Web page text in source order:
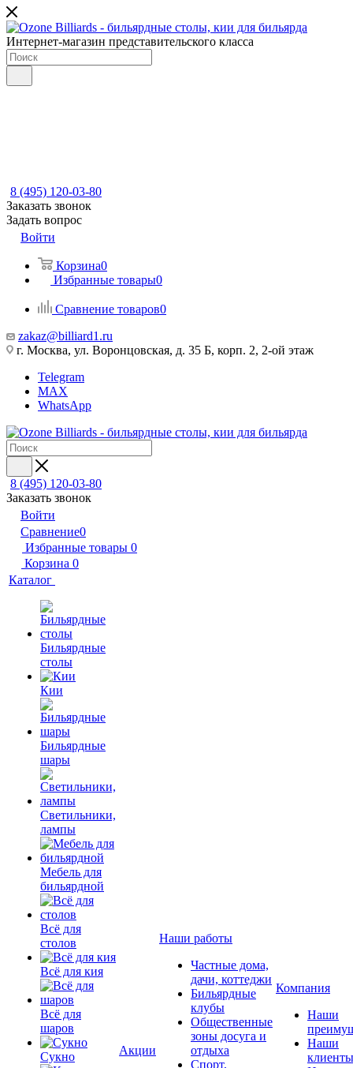
Интернет-магазин представительского класса
8 (495) 120-03-80
Заказать звонок
Задать вопрос
Войти
Корзина0
Избранные товары0
Сравнение товаров0
zakaz@billiard1.ru
г. Москва, ул. Воронцовская, д. 35 Б, корп. 2, 2-ой этаж
Telegram
MAX
WhatsApp
8 (495) 120-03-80
Заказать звонок
Войти
Сравнение0
Избранные товары 0
Корзина 0
Каталог
Бильярдные
столы
Кии
Бильярдные
шары
Светильники,
лампы
Мебель для
бильярдной
Всё для
столов
Всё для кия
Всё для
шаров
Сукно Акции
Наши работы
Частные дома,
дачи, коттеджи
Бильярдные
клубы
Общественные
зоны досуга и
отдыха
Спорт,
Компания
Наши
Наши
клиенты